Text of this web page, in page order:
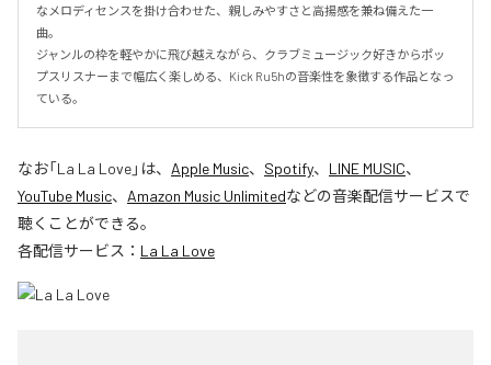
なメロディセンスを掛け合わせた、親しみやすさと高揚感を兼ね備えた一
曲。
ジャンルの枠を軽やかに飛び越えながら、クラブミュージック好きからポッ
プスリスナーまで幅広く楽しめる、Kick Ru5hの音楽性を象徴する作品となっ
ている。
なお「La La Love」は、 Apple Music、 Spotify、 LINE MUSIC、
YouTube Music、 Amazon Music Unlimitedなどの音楽配信サービスで
聴くことができる。
各配信サービス： La La Love